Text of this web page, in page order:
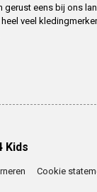
gerust eens bij ons
veel
Kids
Cookie